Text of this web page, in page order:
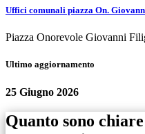
Uffici comunali piazza On.
Piazza Onorevole Giovanni
Ultimo aggiornamento
25 Giugno 2026
Quanto sono